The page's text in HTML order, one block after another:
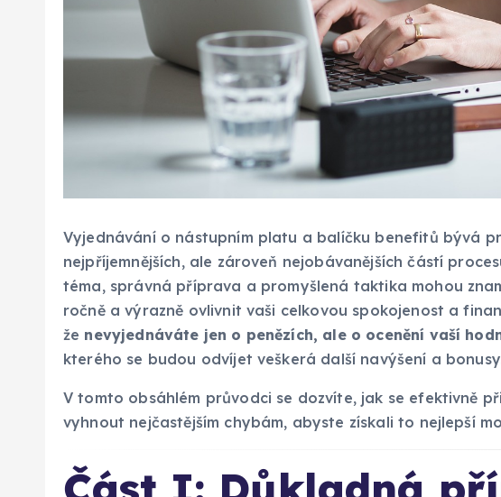
Vyjednávání o nástupním platu a balíčku benefitů bývá
nejpříjemnějších, ale zároveň nejobávanějších částí
téma, správná příprava a promyšlená taktika mohou
ročně a výrazně ovlivnit vaši celkovou spokojenost a
že nevyjednáváte jen o penězích, ale o ocenění vaší
kterého se budou odvíjet veškerá další navýšení a
V tomto obsáhlém průvodci se dozvíte, jak se efektivně
vyhnout nejčastějším chybám, abyste získali to nejlepší